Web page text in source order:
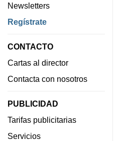
Newsletters
Regístrate
CONTACTO
Cartas al director
Contacta con nosotros
PUBLICIDAD
Tarifas publicitarias
Servicios